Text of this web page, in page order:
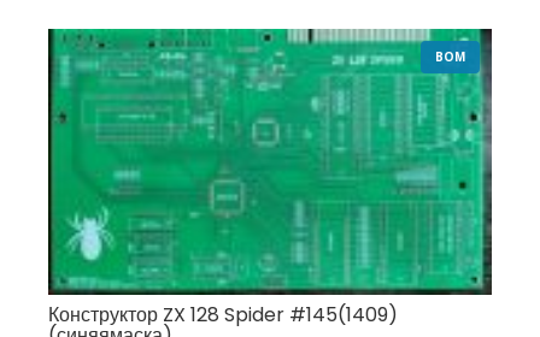
BOM
Конструктор ZX 128 Spider #145(1409)